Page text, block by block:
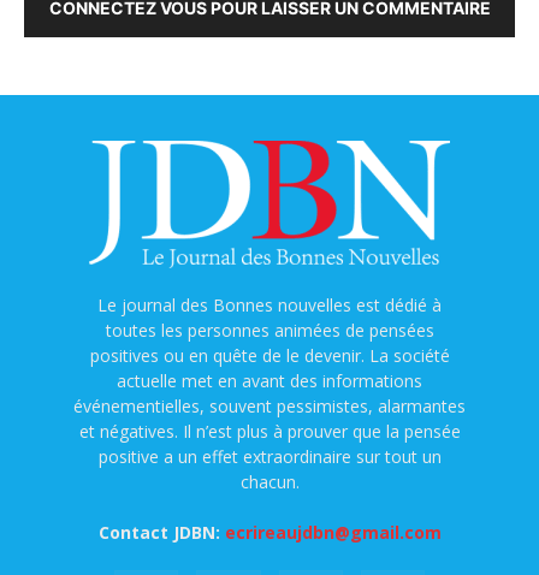
CONNECTEZ VOUS POUR LAISSER UN COMMENTAIRE
Le journal des Bonnes nouvelles est dédié à
toutes les personnes animées de pensées
positives ou en quête de le devenir. La société
actuelle met en avant des informations
événementielles, souvent pessimistes, alarmantes
et négatives. Il n’est plus à prouver que la pensée
positive a un effet extraordinaire sur tout un
chacun.
Contact JDBN: ecrireaujdbn@gmail.com